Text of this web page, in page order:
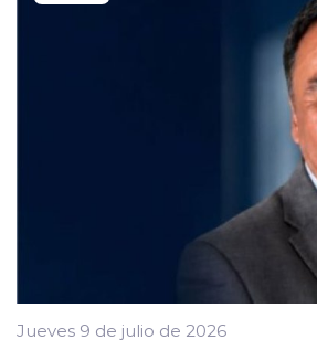
Jueves 9 de julio de 2026